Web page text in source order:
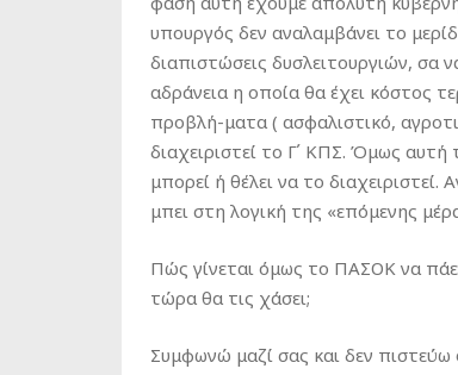
υπουργός δεν αναλαμβάνει το
διαπιστώσεις δυσλειτουργιών, σα
αδράνεια η οποία θα έχει κόστος
προβλή-ματα ( ασφαλιστικό,
διαχειριστεί το Γ΄ ΚΠΣ. Όμως αυτή
μπορεί ή θέλει να το
μπει στη λογική της «επόμενης
Πώς γίνεται όμως το ΠΑΣΟΚ να
τώρα θα τις χάσει;
Συμφωνώ μαζί σας και δεν πιστεύω